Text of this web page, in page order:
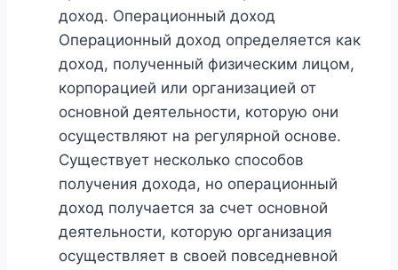
доход. Операционный доход
Операционный доход определяется как
доход, полученный физическим лицом,
корпорацией или организацией от
основной деятельности, которую они
осуществляют на регулярной основе.
Существует несколько способов
получения дохода, но операционный
доход получается за счет основной
деятельности, которую организация
осуществляет в своей повседневной